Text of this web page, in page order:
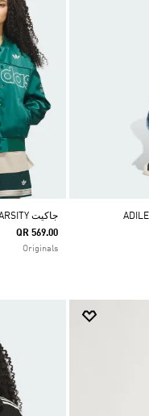
جاكيت ORIGINALS VARSITY
QR 569.00
Originals